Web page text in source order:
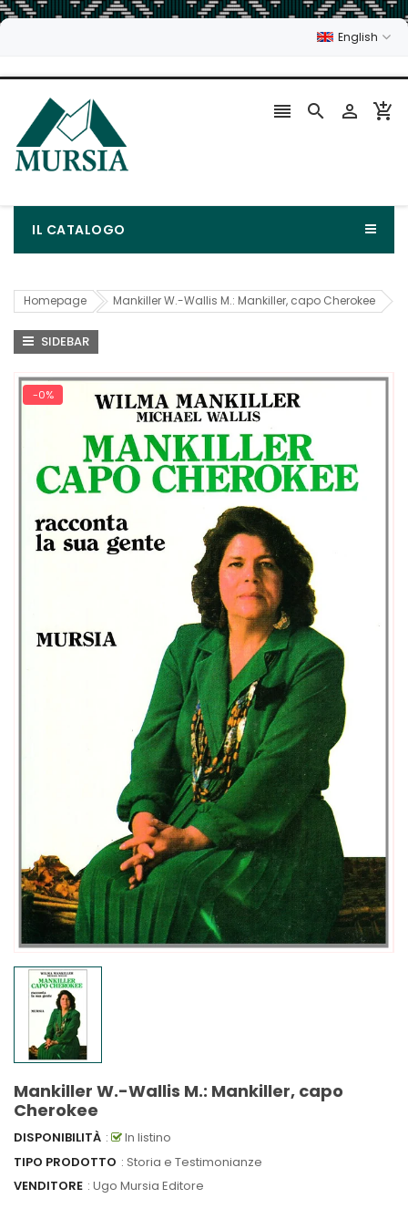
English
   
IL CATALOGO
Homepage Mankiller W.-Wallis M.: Mankiller, capo Cherokee
SIDEBAR
-0%
Mankiller W.-Wallis M.: Mankiller, capo
Cherokee
DISPONIBILITÀ :
In listino
TIPO PRODOTTO : Storia e Testimonianze
VENDITORE : Ugo Mursia Editore